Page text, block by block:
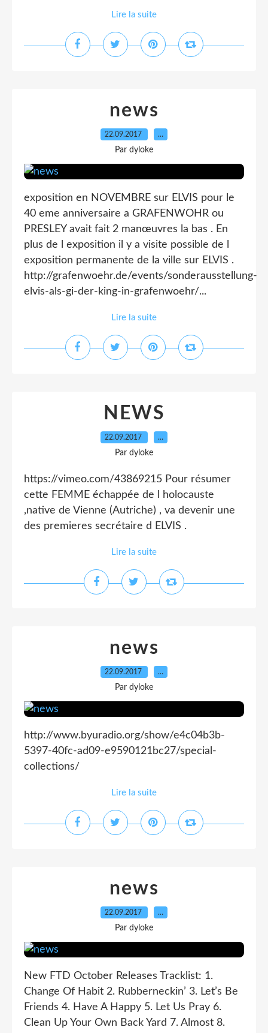
Lire la suite
news
22.09.2017 …
Par dyloke
exposition en NOVEMBRE sur ELVIS pour le
40 eme anniversaire a GRAFENWOHR ou
PRESLEY avait fait 2 manœuvres la bas . En
plus de l exposition il y a visite possible de l
exposition permanente de la ville sur ELVIS .
http://grafenwoehr.de/events/sonderausstellung-
elvis-als-gi-der-king-in-grafenwoehr/...
Lire la suite
NEWS
22.09.2017 …
Par dyloke
https://vimeo.com/43869215 Pour résumer
cette FEMME échappée de l holocauste
,native de Vienne (Autriche) , va devenir une
des premieres secrétaire d ELVIS .
Lire la suite
news
22.09.2017 …
Par dyloke
http://www.byuradio.org/show/e4c04b3b-
5397-40fc-ad09-e9590121bc27/special-
collections/
Lire la suite
news
22.09.2017 …
Par dyloke
New FTD October Releases Tracklist: 1.
Change Of Habit 2. Rubberneckin’ 3. Let’s Be
Friends 4. Have A Happy 5. Let Us Pray 6.
Clean Up Your Own Back Yard 7. Almost 8.